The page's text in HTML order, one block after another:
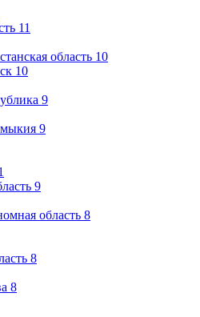
11
область 10
10
9
9
9
область 8
8
8